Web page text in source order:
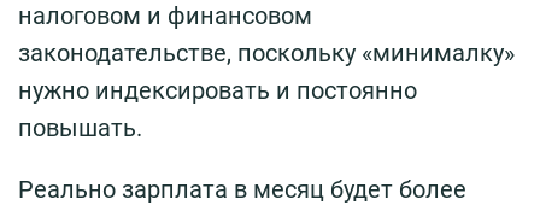
налоговом и финансовом
законодательстве, поскольку «минималку»
нужно индексировать и постоянно
повышать.
Реально зарплата в месяц будет более